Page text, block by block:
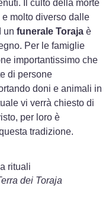
Il culto della morte
molto diverso dalle
un funerale Toraja è
Per le famiglie
importantissimo che
di persone
doni e animali in
vi verrà chiesto di
per loro è
tradizione.
dei Toraja